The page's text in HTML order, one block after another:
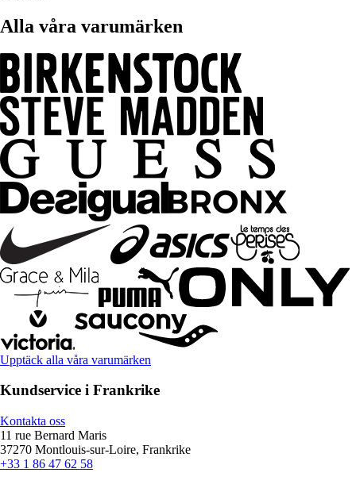
Alla våra varumärken
Upptäck alla våra varumärken
Kundservice i Frankrike
Kontakta oss
11 rue Bernard Maris
37270 Montlouis-sur-Loire, Frankrike
+33 1 86 47 62 58